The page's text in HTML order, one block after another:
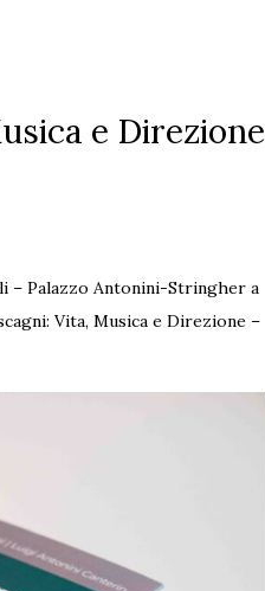
e Direzione
– Palazzo Antonini-Stringher a
Vita, Musica e Direzione –